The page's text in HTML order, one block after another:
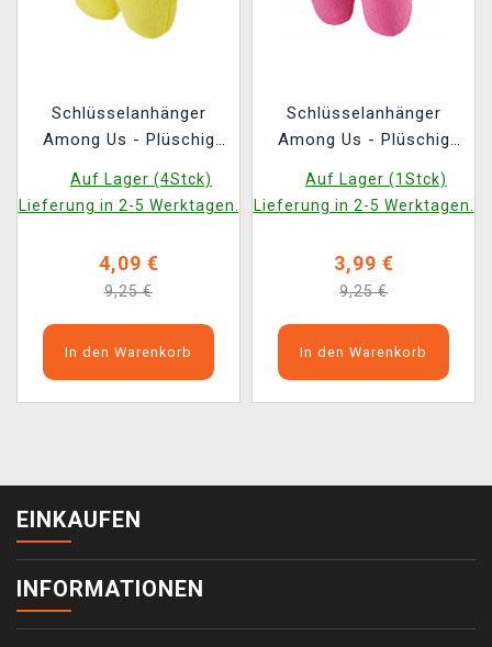
Schlüsselanhänger
Among Us - Plüschig
Knochen)
Auf Lager (4Stck)
Lieferung in 2-5 Werktagen.
4,09 €
9,25 €
In den Warenkorb
Schlüsselanhänger
Among Us - Plüschig
Mütze)
Auf Lager (1Stck)
Lieferung in 2-5 Werktagen.
3,99 €
9,25 €
In den Warenkorb
EINKAUFEN
INFORMATIONEN